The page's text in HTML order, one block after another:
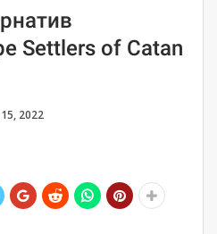
Settlers of Catan
2022